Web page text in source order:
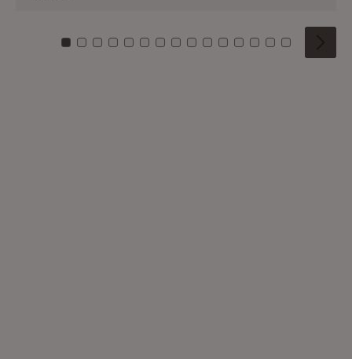
Zu Kachel: 0
Zu Kachel: 1
Zu Kachel: 2
Zu Kachel: 3
Zu Kachel: 4
Zu Kachel: 5
Zu Kachel: 6
Zu Kachel: 7
Zu Kachel: 8
Zu Kachel: 9
Zu Kachel: 10
Zu Kachel: 11
Zu Kachel: 12
Zu Kachel:
Zu